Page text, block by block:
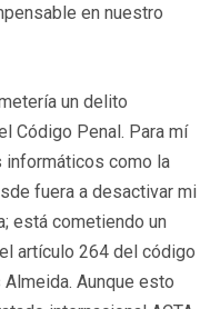
en nuestro
un delito
Código Penal. Para mí
informáticos como la
fuera a desactivar mi
está cometiendo un
artículo 264 del código
Aunque esto